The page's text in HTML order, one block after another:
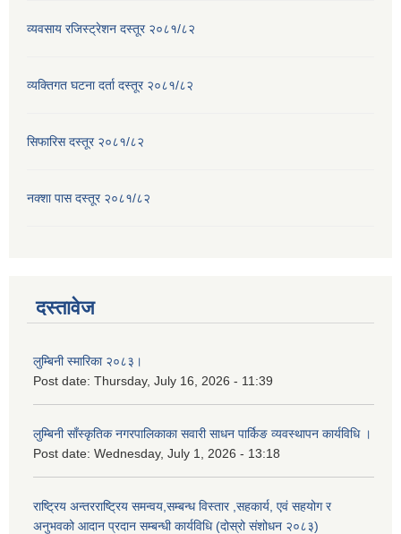
व्यवसाय रजिस्ट्रेशन दस्तूर २०८१/८२
व्यक्तिगत घटना दर्ता दस्तूर २०८१/८२
सिफारिस दस्तूर २०८१/८२
नक्शा पास दस्तूर २०८१/८२
दस्तावेज
लुम्बिनी स्मारिका २०८३।
Post date: Thursday, July 16, 2026 - 11:39
लुम्बिनी साँस्कृतिक नगरपालिकाका सवारी साधन पार्किङ व्यवस्थापन कार्यविधि ।
Post date: Wednesday, July 1, 2026 - 13:18
राष्ट्रिय अन्तरराष्ट्रिय समन्वय,सम्बन्ध विस्तार ,सहकार्य, एवं सहयोग र
अनुभवको आदान प्रदान सम्बन्धी कार्यविधि (दोस्रो संशोधन २०८३)